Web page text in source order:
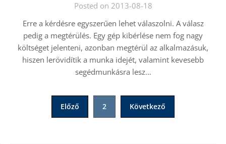
Posted on 2013-08-18
Erre a kérdésre egyszerűen lehet válaszolni. A válasz
pedig a megtérülés. Egy gép kibérlése nem fog nagy
költséget jelenteni, azonban megtérül az alkalmazásuk,
hiszen lerövidítik a munka idejét, valamint kevesebb
segédmunkásra lesz…
BejegyzésekElőző 2 Következő